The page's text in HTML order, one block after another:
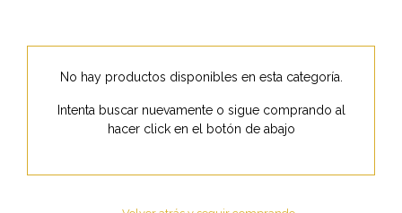
No hay productos disponibles en esta categoría.
Intenta buscar nuevamente o sigue comprando al
hacer click en el botón de abajo